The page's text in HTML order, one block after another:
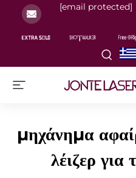
[email protected]
μηχάνημα
λέιζερ